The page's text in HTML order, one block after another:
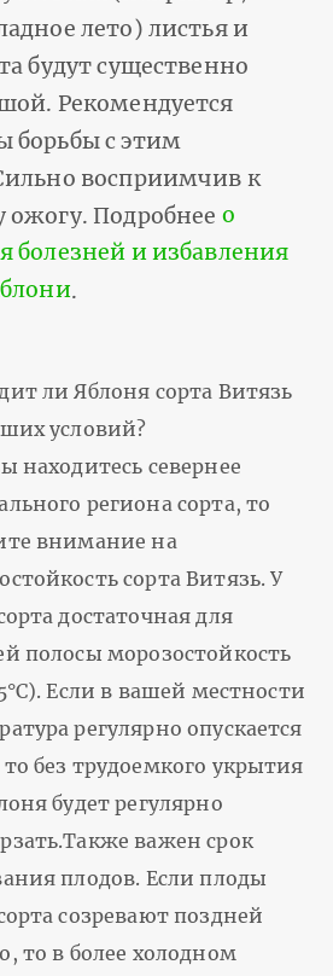
лето) листья и
будут существенно
Рекомендуется
борьбы с этим
восприимчив к
ожогу. Подробнее о
болезней и избавления
.
ли Яблоня сорта Витязь
условий?
находитесь севернее
региона сорта, то
внимание на
сорта Витязь. У
достаточная для
полосы морозостойкость
Если в вашей местности
регулярно опускается
без трудоемкого укрытия
будет регулярно
важен срок
плодов. Если плоды
созревают поздней
то в более холодном